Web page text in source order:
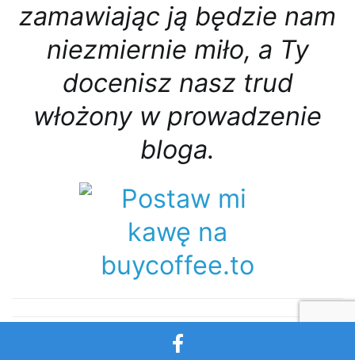
zamawiając ją będzie nam
niezmiernie miło, a Ty
docenisz nasz trud
włożony w prowadzenie
bloga.